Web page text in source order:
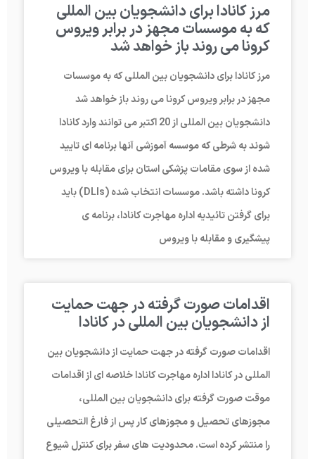
مرز کانادا برای دانشجویان بین المللی
که به موسسات مجهز در برابر ویروس
کرونا می روند باز خواهد شد
مرز کانادا برای دانشجویان بین المللی که به موسسات
مجهز در برابر ویروس کرونا می روند باز خواهد شد
دانشجویان بین المللی از 20 اکتبر می توانند وارد کانادا
شوند به شرطی که موسسه آموزشی آنها برنامه ای تایید
شده از سوی مقامات پزشکی استان برای مقابله با ویروس
کرونا داشته باشد. موسسات انتخاب شده (DLIs) باید
برای گرفتن تائیدیه اداره مهاجرت کانادا، برنامه ی
پیشگیری و مقابله با ویروس
اقدامات صورت گرفته در جهت حمایت
از دانشجویان بین المللی در کانادا
اقدامات صورت گرفته در جهت حمایت از دانشجویان بین
المللی در کانادا اداره مهاجرت کانادا خلاصه ای از اقدامات
موقت صورت گرفته برای دانشجویان بین المللی،
مجوزهای تحصیل و مجوزهای کار پس از فارغ التحصیلی
را منتشر کرده است. محدودیت های سفر برای کنترل شیوع